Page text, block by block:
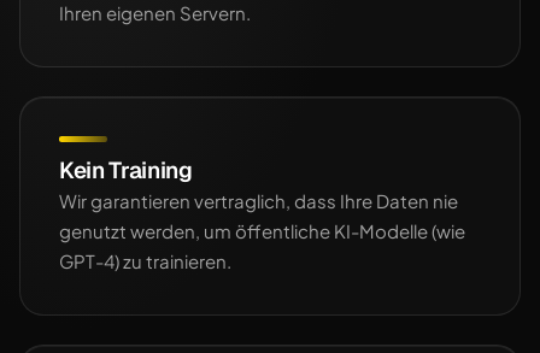
Ihren eigenen Servern.
Kein Training
Wir garantieren vertraglich, dass Ihre Daten nie
genutzt werden, um öffentliche KI-Modelle (wie
GPT-4) zu trainieren.